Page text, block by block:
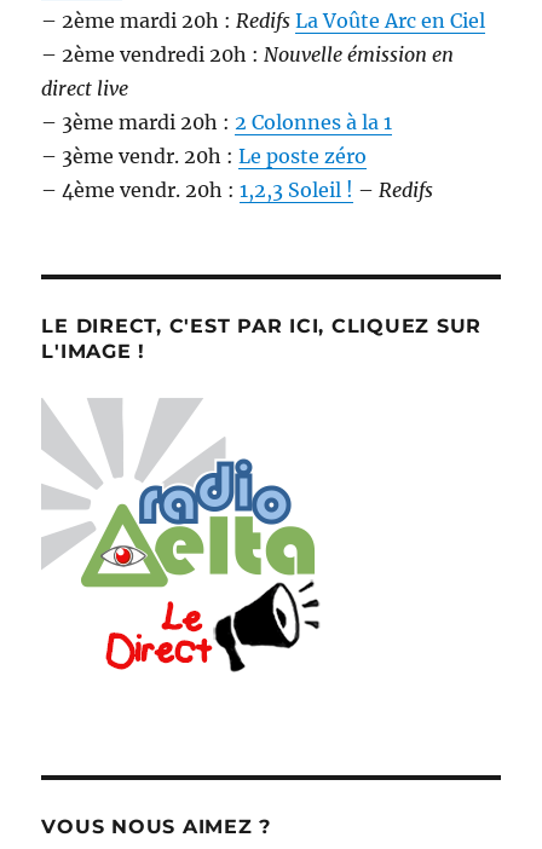
– 2ème mardi 20h : Redifs La Voûte Arc en Ciel
– 2ème vendredi 20h : Nouvelle émission en
direct live
– 3ème mardi 20h : 2 Colonnes à la 1
– 3ème vendr. 20h :Le poste zéro
– 4ème vendr. 20h :1,2,3 Soleil ! – Redifs
LE DIRECT, C'EST PAR ICI, CLIQUEZ SUR
L'IMAGE !
VOUS NOUS AIMEZ ?